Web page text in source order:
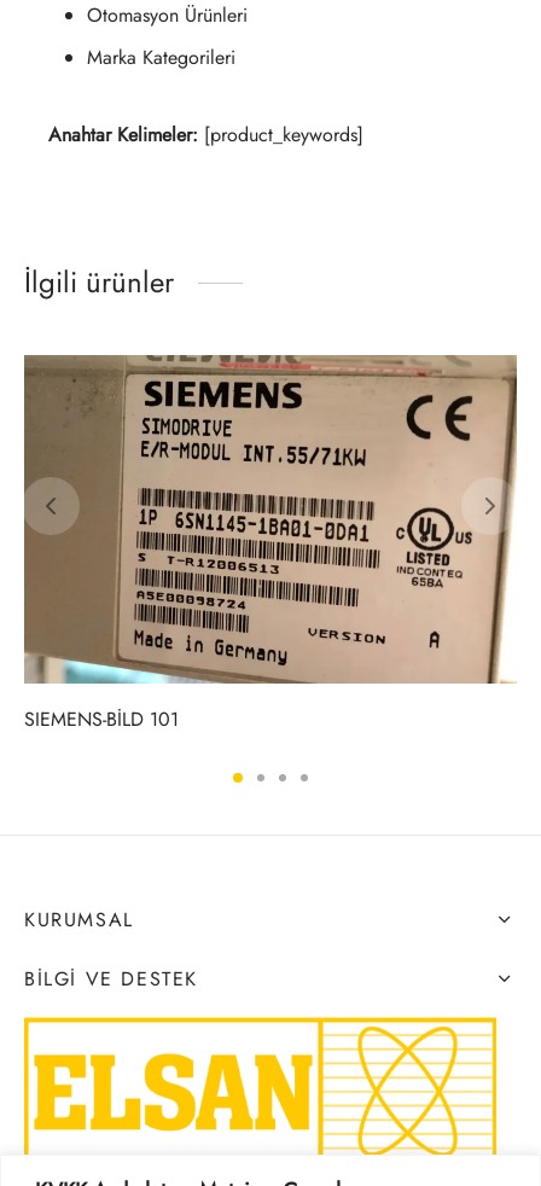
Otomasyon Ürünleri
Marka Kategorileri
Anahtar Kelimeler: [product_keywords]
İlgili ürünler
SIEMENS-BİLD 101
KURUMSAL
BILGI VE DESTEK